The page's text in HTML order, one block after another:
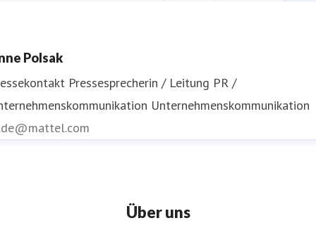
Polsak
Pressesprecherin / Leitung PR /
Unternehmenskommunikation
Über uns